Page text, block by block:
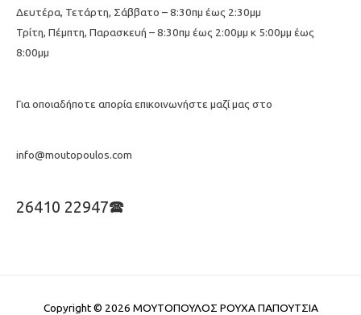
Δευτέρα, Τετάρτη, Σάββατο – 8:30πμ έως 2:30μμ
Τρίτη, Πέμπτη, Παρασκευή – 8:30πμ έως 2:00μμ κ 5:00μμ έως
8:00μμ
Για οποιαδήποτε απορία επικοινωνήστε μαζί μας στο
info@moutopoulos.com
26410 22947🕿
Copyright © 2026 ΜΟΥΤΟΠΟΥΛΟΣ ΡΟΥΧΑ ΠΑΠΟΥΤΣΙΑ